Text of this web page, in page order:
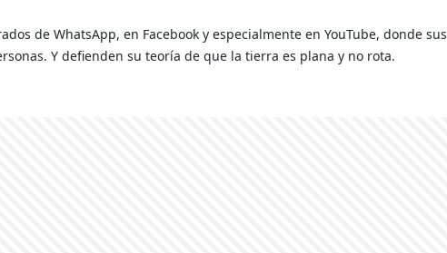
de WhatsApp, en Facebook y especialmente en YouTube, donde sus
Y defienden su teoría de que la tierra es plana y no rota.